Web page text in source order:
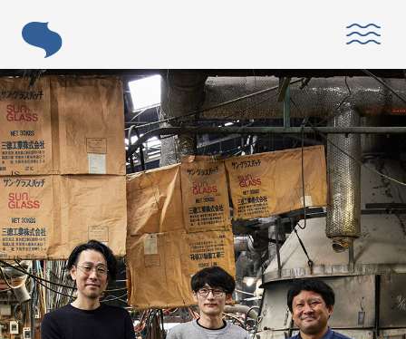
ABOUT
「すみだモダン」とは？